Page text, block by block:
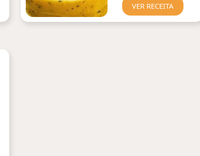
VER RECEITA